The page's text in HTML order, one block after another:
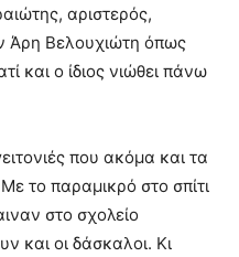
αριστερός,
Άρη Βελουχιώτη όπως
και ο ίδιος νιώθει πάνω
που ακόμα και τα
το παραμικρό στο σπίτι
στο σχολείο
και οι δάσκαλοι. Κι